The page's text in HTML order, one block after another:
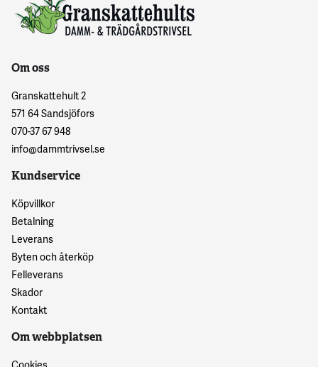
Om oss
Granskattehult 2
571 64 Sandsjöfors
070-37 67 948
info@dammtrivsel.se
Kundservice
Köpvillkor
Betalning
Leverans
Byten och återköp
Felleverans
Skador
Kontakt
Om webbplatsen
Cookies